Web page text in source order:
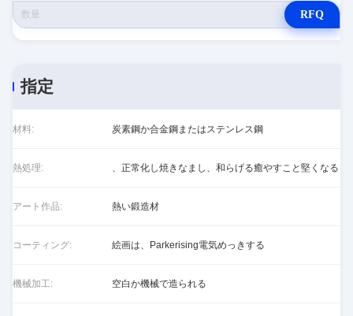
RFQ
指定
材料: 炭素鋼か合金鋼またはステンレス鋼
熱処理: 、正常化し焼きなまし、和らげる癒やすこと堅くなる
アート作品: 熱い鍛造材
コーティング: 絵画は、Parkerising電気めっきする
機械加工: 空白か機械で造られる